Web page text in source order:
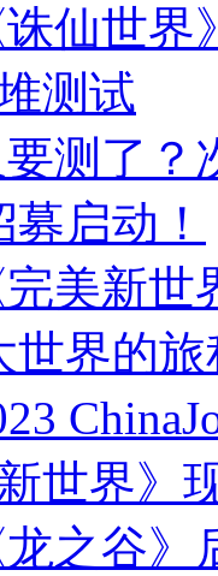
诛仙世
测试
要测了？
启动！
完美新
世界的
世界》
龙之谷